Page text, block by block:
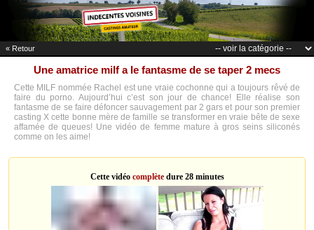
« Retour
Une amatrice milf a le fantasme de se taper 2 mecs
Cette MILF nommée Rachel est une vraie cochonne qui a toujours rêvé de
faire du porno. Aujourd’hui c’est son jour de chance! Elle réalise son
fantasme de se faire défoncer sauvagement par 2 gars et pour son premier
casting X cette bonne mère de famille se transformer en vraie bête de sexe
affamée de queues! Une vidéo de femme mature à gros seins siliconés
comme on les aime!
Cette vidéo complètedure 28 minutes